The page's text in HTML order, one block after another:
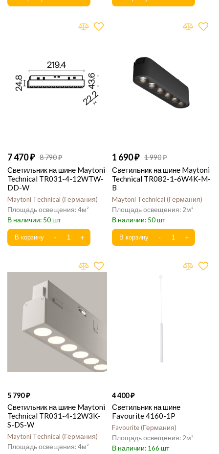
7 470 8 790
Светильник на шине Maytoni
Technical TR031-4-12WTW-
DD-W
Maytoni Technical Германия
4
50
1 690 1 990
Светильник на шине Maytoni
Technical TR082-1-6W4K-M-
B
Maytoni Technical Германия
2
50
5 790
Светильник на шине Maytoni
Technical TR031-4-12W3K-
S-DS-W
Maytoni Technical Германия
4
4 400
Светильник на шине
Favourite 4160-1P
Favourite Германия
2
166